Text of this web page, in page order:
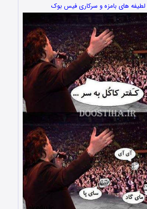
های بامزه و سرکاری فیس بوک